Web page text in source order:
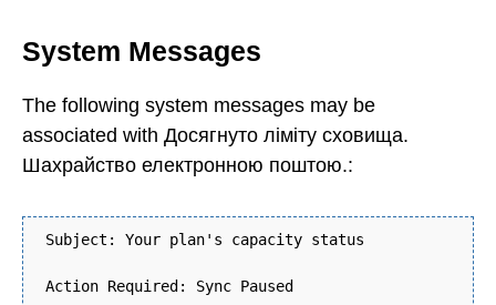
System Messages
The following system messages may be
associated with Досягнуто ліміту сховища.
Шахрайство електронною поштою.:
Subject: Your plan's capacity status
Action Required: Sync Paused